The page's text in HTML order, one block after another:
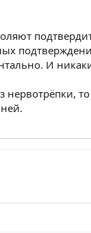
И
нервотрёпки, то